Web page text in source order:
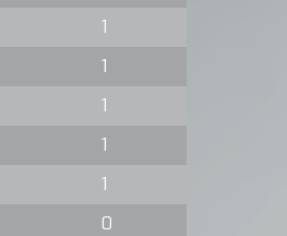
1
1
1
1
1
0